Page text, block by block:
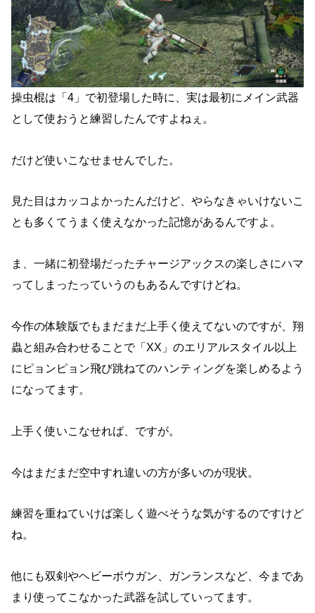
操虫棍は「4」で初登場した時に、実は最初にメイン武器
として使おうと練習したんですよねぇ。
だけど使いこなせませんでした。
見た目はカッコよかったんだけど、やらなきゃいけないこ
とも多くてうまく使えなかった記憶があるんですよ。
ま、一緒に初登場だったチャージアックスの楽しさにハマ
ってしまったっていうのもあるんですけどね。
今作の体験版でもまだまだ上手く使えてないのですが、翔
蟲と組み合わせることで「XX」のエリアルスタイル以上
にピョンピョン飛び跳ねてのハンティングを楽しめるよう
になってます。
上手く使いこなせれば、ですが。
今はまだまだ空中すれ違いの方が多いのが現状。
練習を重ねていけば楽しく遊べそうな気がするのですけど
ね。
他にも双剣やヘビーボウガン、ガンランスなど、今まであ
まり使ってこなかった武器を試していってます。